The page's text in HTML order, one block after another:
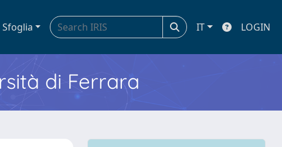
Sfoglia IT LOGIN
di Ferrara